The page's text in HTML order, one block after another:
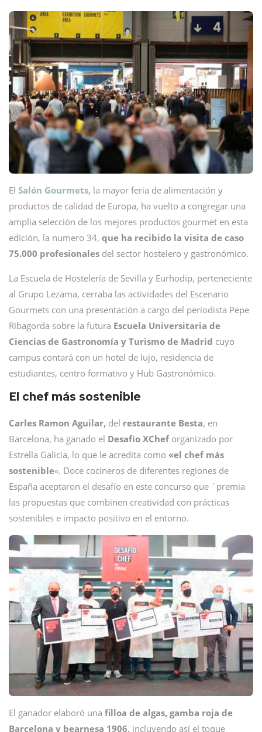
El Salón Gourmets, la mayor feria de alimentación y
productos de calidad de Europa, ha vuelto a congregar una
amplia selección de los mejores productos gourmet en esta
edición, la numero 34, que ha recibido la visita de caso
75.000 profesionales del sector hostelero y gastronómico.
La Escuela de Hostelería de Sevilla y Eurhodip, perteneciente
al Grupo Lezama, cerraba las actividades del Escenario
Gourmets con una presentación a cargo del periodista Pepe
Ribagorda sobre la futura Escuela Universitaria de
Ciencias de Gastronomía y Turismo de Madrid cuyo
campus contará con un hotel de lujo, residencia de
estudiantes, centro formativo y Hub Gastronómico.
El chef más sostenible
Carles Ramon Aguilar, del restaurante Besta, en
Barcelona, ha ganado el Desafío XChef organizado por
Estrella Galicia, lo que le acredita como «el chef más
sostenible«. Doce cocineros de diferentes regiones de
España aceptaron el desafío en este concurso que `premia
las propuestas que combinen creatividad con prácticas
sostenibles e impacto positivo en el entorno.
El ganador elaboró una filloa de algas, gamba roja de
Barcelona y bearnesa 1906, incluyendo así el toque